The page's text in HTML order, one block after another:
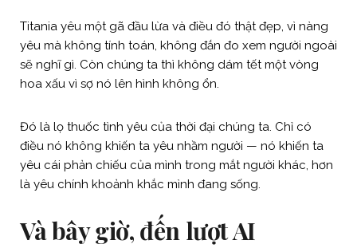
Titania yêu một gã đầu lừa và điều đó thật đẹp, vì nàng
yêu mà không tính toán, không đắn đo xem người ngoài
sẽ nghĩ gì. Còn chúng ta thì không dám tết một vòng
hoa xấu vì sợ nó lên hình không ổn.
Đó là lọ thuốc tình yêu của thời đại chúng ta. Chỉ có
điều nó không khiến ta yêu nhầm người — nó khiến ta
yêu cái phản chiếu của mình trong mắt người khác, hơn
là yêu chính khoảnh khắc mình đang sống.
Và bây giờ, đến lượt AI